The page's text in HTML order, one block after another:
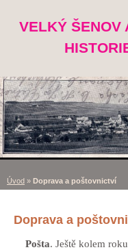
VELKÝ ŠENOV
Úvod » Doprava a poštovnictví
Doprava a
Pošta. Ještě kolem